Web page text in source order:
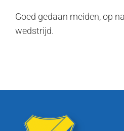
Goed gedaan meiden, op
wedstrijd.